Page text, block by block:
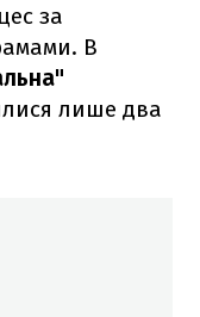
за
В
лише два